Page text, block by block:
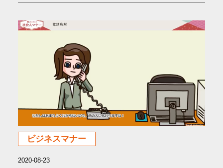
ビジネスマナー
2020-08-23